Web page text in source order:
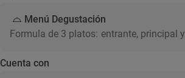
Menú Degustación
Formula de 3 platos: entrante, principal
Cuenta con